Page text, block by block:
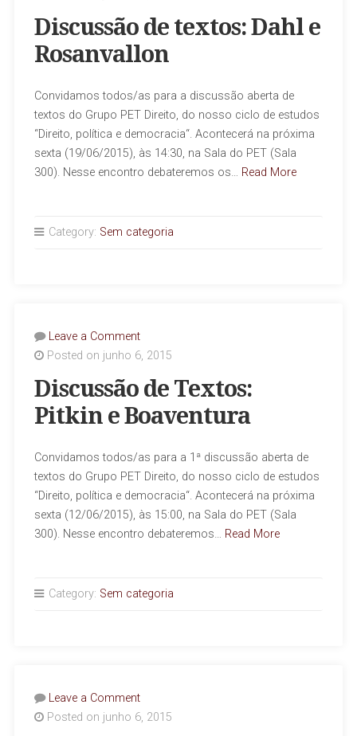
Discussão de textos: Dahl e
Rosanvallon
Convidamos todos/as para a discussão aberta de
textos do Grupo PET Direito, do nosso ciclo de estudos
“Direito, política e democracia“. Acontecerá na próxima
sexta (19/06/2015), às 14:30, na Sala do PET (Sala
300). Nesse encontro debateremos os… Read More
Category: Sem categoria
Leave a Comment
Posted on junho 6, 2015
Discussão de Textos:
Pitkin e Boaventura
Convidamos todos/as para a 1ª discussão aberta de
textos do Grupo PET Direito, do nosso ciclo de estudos
“Direito, política e democracia“. Acontecerá na próxima
sexta (12/06/2015), às 15:00, na Sala do PET (Sala
300). Nesse encontro debateremos… Read More
Category: Sem categoria
Leave a Comment
Posted on junho 6, 2015